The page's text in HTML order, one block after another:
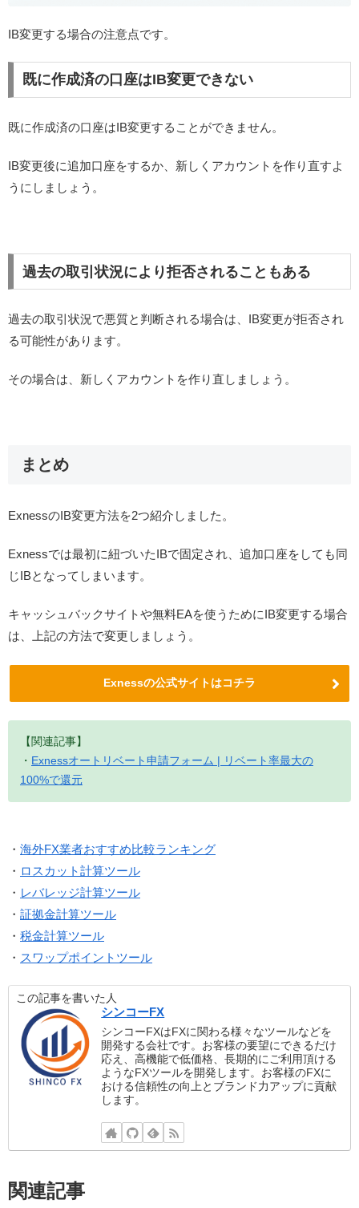
IB変更する場合の注意点です。
既に作成済の口座はIB変更できない
既に作成済の口座はIB変更することができません。
IB変更後に追加口座をするか、新しくアカウントを作り直すよ
うにしましょう。
過去の取引状況により拒否されることもある
過去の取引状況で悪質と判断される場合は、IB変更が拒否され
る可能性があります。
その場合は、新しくアカウントを作り直しましょう。
まとめ
ExnessのIB変更方法を2つ紹介しました。
Exnessでは最初に紐づいたIBで固定され、追加口座をしても同
じIBとなってしまいます。
キャッシュバックサイトや無料EAを使うためにIB変更する場合
は、上記の方法で変更しましょう。
Exnessの公式サイトはコチラ
【関連記事】
・ Exnessオートリベート申請フォーム | リベート率最大の
100%で還元
・ 海外FX業者おすすめ比較ランキング
・ ロスカット計算ツール
・ レバレッジ計算ツール
・ 証拠金計算ツール
・ 税金計算ツール
・ スワップポイントツール
この記事を書いた人
シンコーFX
シンコーFXはFXに関わる様々なツールなどを
開発する会社です。お客様の要望にできるだけ
応え、高機能で低価格、長期的にご利用頂ける
ようなFXツールを開発します。お客様のFXに
おける信頼性の向上とブランド力アップに貢献
します。
関連記事